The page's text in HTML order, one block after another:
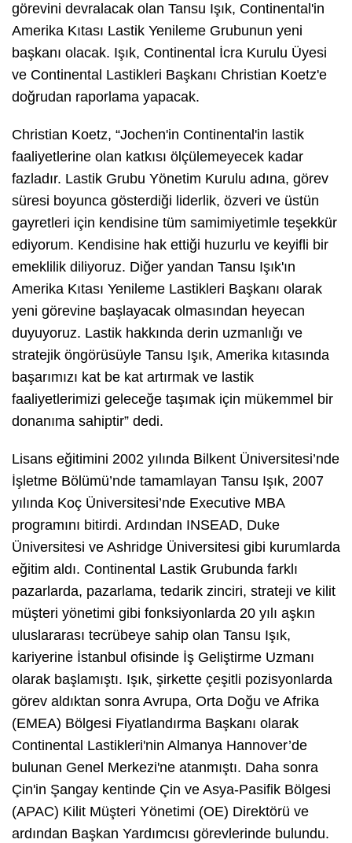
görevini devralacak olan Tansu Işık, Continental'in
Amerika Kıtası Lastik Yenileme Grubunun yeni
başkanı olacak. Işık, Continental İcra Kurulu Üyesi
ve Continental Lastikleri Başkanı Christian Koetz'e
doğrudan raporlama yapacak.
Christian Koetz, “Jochen'in Continental'in lastik
faaliyetlerine olan katkısı ölçülemeyecek kadar
fazladır. Lastik Grubu Yönetim Kurulu adına, görev
süresi boyunca gösterdiği liderlik, özveri ve üstün
gayretleri için kendisine tüm samimiyetimle teşekkür
ediyorum. Kendisine hak ettiği huzurlu ve keyifli bir
emeklilik diliyoruz. Diğer yandan Tansu Işık'ın
Amerika Kıtası Yenileme Lastikleri Başkanı olarak
yeni görevine başlayacak olmasından heyecan
duyuyoruz. Lastik hakkında derin uzmanlığı ve
stratejik öngörüsüyle Tansu Işık, Amerika kıtasında
başarımızı kat be kat artırmak ve lastik
faaliyetlerimizi geleceğe taşımak için mükemmel bir
donanıma sahiptir” dedi.
Lisans eğitimini 2002 yılında Bilkent Üniversitesi’nde
İşletme Bölümü’nde tamamlayan Tansu Işık, 2007
yılında Koç Üniversitesi’nde Executive MBA
programını bitirdi. Ardından INSEAD, Duke
Üniversitesi ve Ashridge Üniversitesi gibi kurumlarda
eğitim aldı. Continental Lastik Grubunda farklı
pazarlarda, pazarlama, tedarik zinciri, strateji ve kilit
müşteri yönetimi gibi fonksiyonlarda 20 yılı aşkın
uluslararası tecrübeye sahip olan Tansu Işık,
kariyerine İstanbul ofisinde İş Geliştirme Uzmanı
olarak başlamıştı. Işık, şirkette çeşitli pozisyonlarda
görev aldıktan sonra Avrupa, Orta Doğu ve Afrika
(EMEA) Bölgesi Fiyatlandırma Başkanı olarak
Continental Lastikleri'nin Almanya Hannover’de
bulunan Genel Merkezi'ne atanmıştı. Daha sonra
Çin'in Şangay kentinde Çin ve Asya-Pasifik Bölgesi
(APAC) Kilit Müşteri Yönetimi (OE) Direktörü ve
ardından Başkan Yardımcısı görevlerinde bulundu.